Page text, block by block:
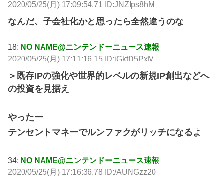
2020/05/25(月) 17:09:54.71 ID:JNZIps8hM
なんだ、子会社化かと思ったら全然違うのな
18: NO NAME@ニンテンドーニュース速報
2020/05/25(月) 17:11:16.15 ID:iGktD5PxM
＞既存IPの強化や世界的レベルの新規IP創出などへ
の投資を見据え
やったー
テンセントマネーでルンファクがリッチになるよ
34: NO NAME@ニンテンドーニュース速報
2020/05/25(月) 17:16:36.78 ID:/AUNGzz20